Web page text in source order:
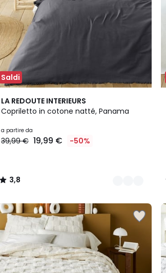
Saldi
LA REDOUTE INTERIEURS
Copriletto in cotone natté, Panama
a partire da
39,99 € 19,99 € -50%
3,8
/ 5
5
Colori
3,8
/